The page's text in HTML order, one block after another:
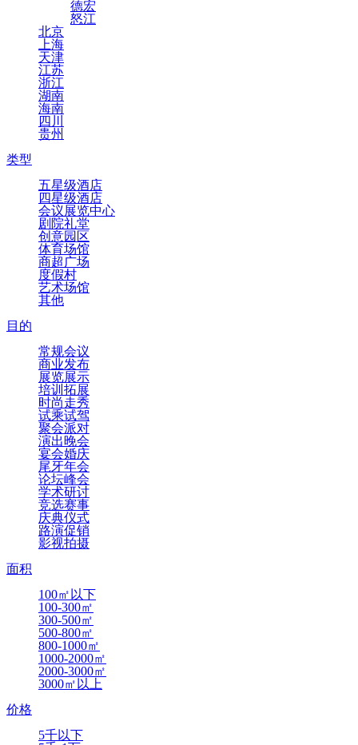
德宏
怒江
北京
上海
天津
江苏
浙江
湖南
海南
四川
贵州
类型
五星级酒店
四星级酒店
会议展览中心
剧院礼堂
创意园区
体育场馆
商超广场
度假村
艺术场馆
其他
目的
常规会议
商业发布
展览展示
培训拓展
时尚走秀
试乘试驾
聚会派对
演出晚会
宴会婚庆
尾牙年会
论坛峰会
学术研讨
竞选赛事
庆典仪式
路演促销
影视拍摄
面积
100㎡以下
100-300㎡
300-500㎡
500-800㎡
800-1000㎡
1000-2000㎡
2000-3000㎡
3000㎡以上
价格
5千以下